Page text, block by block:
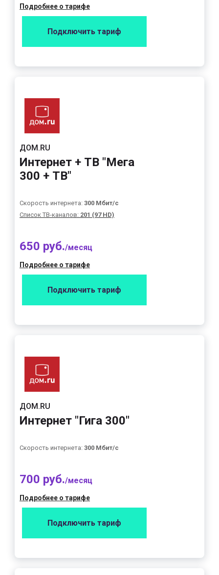
Подробнее о тарифе
Подключить тариф
ДОМ.RU
Интернет + ТВ "Мега
300 + ТВ"
Скорость интернета: 300 Мбит/с
Список ТВ-каналов: 201 (97 HD)
650 руб./месяц
Подробнее о тарифе
Подключить тариф
ДОМ.RU
Интернет "Гига 300"
Скорость интернета: 300 Мбит/с
700 руб./месяц
Подробнее о тарифе
Подключить тариф